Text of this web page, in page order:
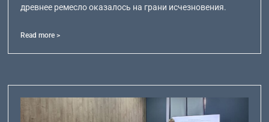
древнее ремесло оказалось на грани исчезновения.
Read more >